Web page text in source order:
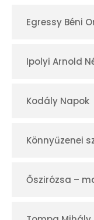
Egressy Béni
Ipolyi Arnold
Kodály Napok
Könnyűzenei
Őszirózsa –